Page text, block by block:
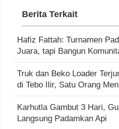
Berita Terkait
Hafiz Fattah: Turnamen
Juara, tapi Bangun
Truk dan Beko Loader
di Tebo Ilir, Satu Orang
Karhutla Gambut 3 Hari,
Langsung Padamkan Api